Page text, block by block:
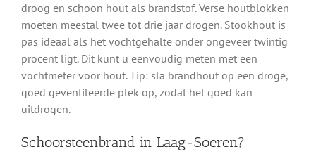
droog en schoon hout als brandstof. Verse houtblokken
moeten meestal twee tot drie jaar drogen. Stookhout is
pas ideaal als het vochtgehalte onder ongeveer twintig
procent ligt. Dit kunt u eenvoudig meten met een
vochtmeter voor hout. Tip: sla brandhout op een droge,
goed geventileerde plek op, zodat het goed kan
uitdrogen.
Schoorsteenbrand in Laag-Soeren?